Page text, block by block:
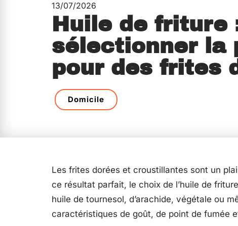
13/07/2026
Huile de friture
sélectionner la
pour des frites
Domicile
Les frites dorées et croustillantes sont un
ce résultat parfait, le choix de l’huile de
huile de tournesol, d’arachide, végétale ou
caractéristiques de goût, de point de fumée